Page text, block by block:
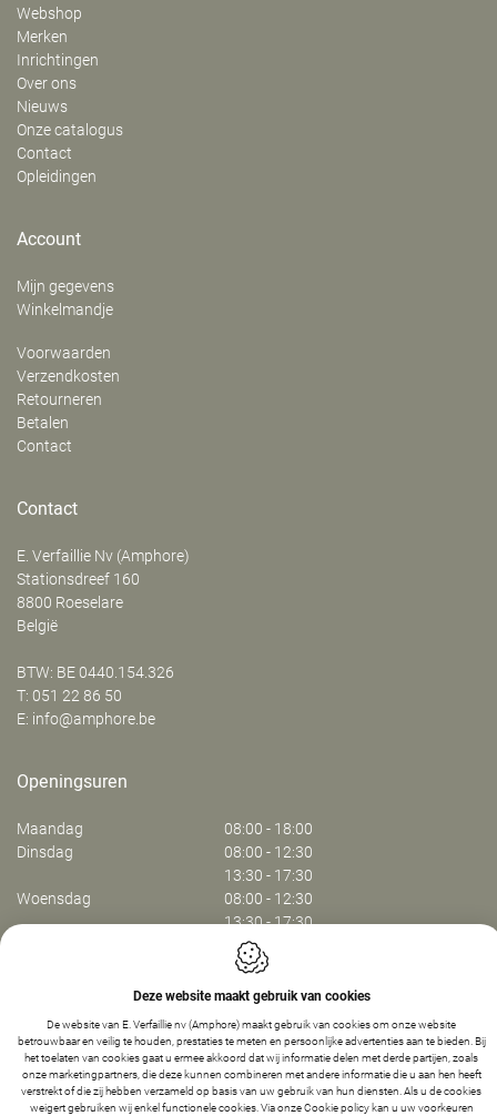
Webshop
Merken
Inrichtingen
Over ons
Nieuws
Onze catalogus
Contact
Opleidingen
Account
Mijn gegevens
Winkelmandje
Voorwaarden
Verzendkosten
Retourneren
Betalen
Contact
Contact
E. Verfaillie Nv (Amphore)
‍Stationsdreef 160
8800 Roeselare
België
BTW: BE 0440.154.326
T: 051 22 86 50
E: info@amphore.be
Openingsuren
Maandag
08:00 - 18:00
Dinsdag
08:00 - 12:30
13:30 - 17:30
Woensdag
08:00 - 12:30
13:30 - 17:30
08:00 - 12:30
13:30 - 17:30
08:00 - 13:30
Webdesign by IDcreation 2024
Cookie policy
Privacy policy
Deze website maakt gebruik van cookies
De website van E. Verfaillie nv (Amphore) maakt gebruik van cookies om onze website
betrouwbaar en veilig te houden, prestaties te meten en persoonlijke advertenties aan te bieden. Bij
het toelaten van cookies gaat u ermee akkoord dat wij informatie delen met derde partijen, zoals
onze marketingpartners, die deze kunnen combineren met andere informatie die u aan hen heeft
verstrekt of die zij hebben verzameld op basis van uw gebruik van hun diensten. Als u de cookies
weigert gebruiken wij enkel functionele cookies. Via onzeCookie policykan u uw voorkeuren